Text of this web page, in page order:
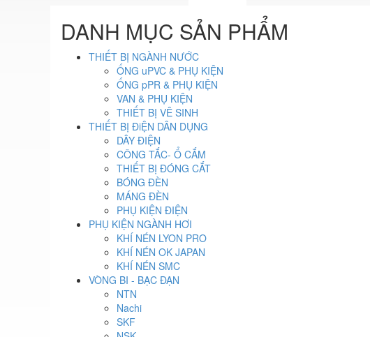
DANH MỤC SẢN PHẨM
THIẾT BỊ NGÀNH NƯỚC
ỐNG uPVC & PHỤ KIỆN
ỐNG pPR & PHỤ KIỆN
VAN & PHỤ KIỆN
THIẾT BỊ VÊ SINH
THIẾT BỊ ĐiỆN DÂN DỤNG
DÂY ĐIỆN
CÔNG TẮC- Ổ CẮM
THIẾT BỊ ĐÓNG CẮT
BÓNG ĐÈN
MÁNG ĐÈN
PHỤ KIỆN ĐIỆN
PHỤ KIỆN NGÀNH HƠI
KHÍ NÉN LYON PRO
KHÍ NÉN OK JAPAN
KHÍ NÉN SMC
VÒNG BI - BẠC ĐẠN
NTN
Nachi
SKF